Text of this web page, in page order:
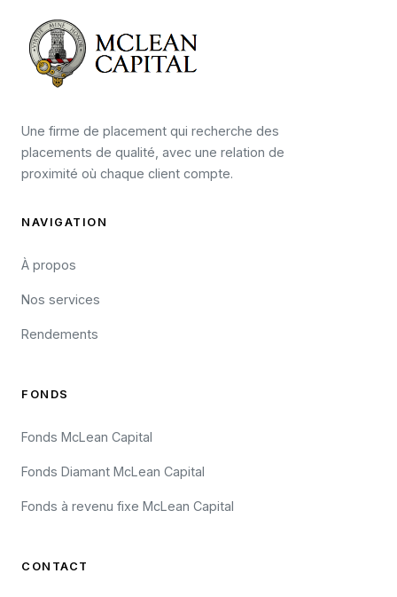
Une firme de placement qui recherche des
placements de qualité, avec une relation de
proximité où chaque client compte.
NAVIGATION
À propos
Nos services
Rendements
FONDS
Fonds McLean Capital
Fonds Diamant McLean Capital
Fonds à revenu fixe McLean Capital
CONTACT